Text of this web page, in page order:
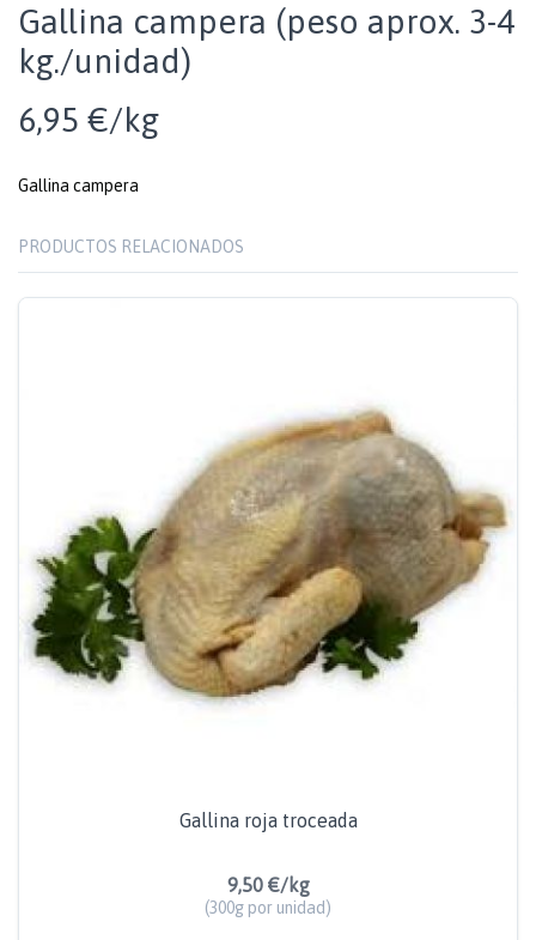
Gallina campera (peso aprox. 3-4
kg./unidad)
6,95 €/kg
Gallina campera
PRODUCTOS RELACIONADOS
Gallina roja troceada
9,50 €/kg
(300g por unidad)